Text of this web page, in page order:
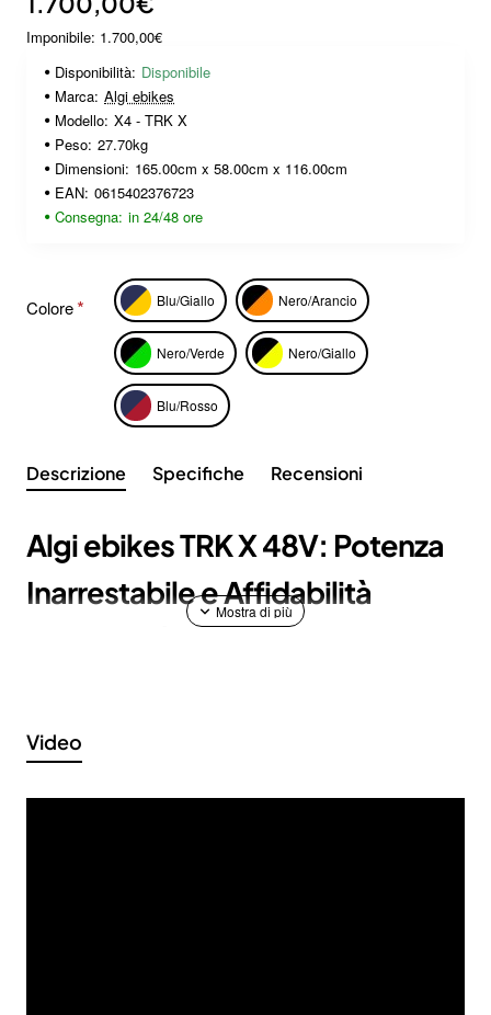
Imponibile: 1.700,00€
Disponibilità: Disponibile
Marca: Algi ebikes
Modello: X4 - TRK X
Peso: 27.70kg
Dimensioni: 165.00cm x 58.00cm x 116.00cm
EAN: 0615402376723
Consegna: in 24/48 ore
Colore Blu/Giallo Nero/Arancio
Nero/Verde Nero/Giallo
Blu/Rosso
Descrizione Specifiche Recensioni
Algi ebikes TRK X 48V: Potenza
Inarrestabile e Affidabilità
Garantita | La Fat Bike Elettrica
LaAlgi ebikes TRK x 48V
Video